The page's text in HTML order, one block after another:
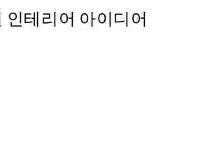
인테리어 아이디어